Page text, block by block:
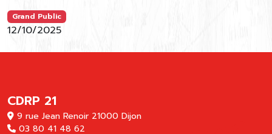
Grand Public
12/10/2025
CDRP 21
9 rue Jean Renoir 21000 Dijon
03 80 41 48 62